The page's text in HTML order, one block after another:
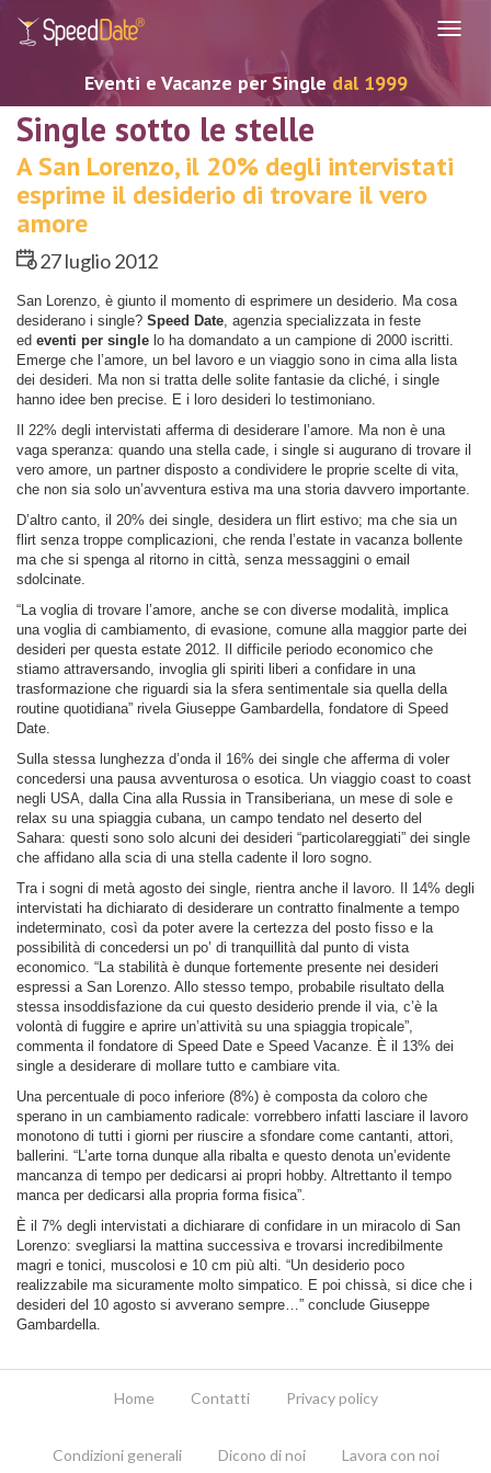
Eventi e Vacanze per Single dal 1999
Single sotto le stelle
A San Lorenzo, il 20% degli intervistati
esprime il desiderio di trovare il vero
amore
27 luglio 2012
San Lorenzo, è giunto il momento di esprimere un desiderio. Ma cosa
desiderano i single? Speed Date, agenzia specializzata in feste
ed eventi per single lo ha domandato a un campione di 2000 iscritti.
Emerge che l’amore, un bel lavoro e un viaggio sono in cima alla lista
dei desideri. Ma non si tratta delle solite fantasie da cliché, i single
hanno idee ben precise. E i loro desideri lo testimoniano.
Il 22% degli intervistati afferma di desiderare l’amore. Ma non è una
vaga speranza: quando una stella cade, i single si augurano di trovare il
vero amore, un partner disposto a condividere le proprie scelte di vita,
che non sia solo un’avventura estiva ma una storia davvero importante.
D’altro canto, il 20% dei single, desidera un flirt estivo; ma che sia un
flirt senza troppe complicazioni, che renda l’estate in vacanza bollente
ma che si spenga al ritorno in città, senza messaggini o email
sdolcinate.
“La voglia di trovare l’amore, anche se con diverse modalità, implica
una voglia di cambiamento, di evasione, comune alla maggior parte dei
desideri per questa estate 2012. Il difficile periodo economico che
stiamo attraversando, invoglia gli spiriti liberi a confidare in una
trasformazione che riguardi sia la sfera sentimentale sia quella della
routine quotidiana” rivela Giuseppe Gambardella, fondatore di Speed
Date.
Sulla stessa lunghezza d’onda il 16% dei single che afferma di voler
concedersi una pausa avventurosa o esotica. Un viaggio coast to coast
negli USA, dalla Cina alla Russia in Transiberiana, un mese di sole e
relax su una spiaggia cubana, un campo tendato nel deserto del
Sahara: questi sono solo alcuni dei desideri “particolareggiati” dei single
che affidano alla scia di una stella cadente il loro sogno.
Tra i sogni di metà agosto dei single, rientra anche il lavoro. Il 14% degli
intervistati ha dichiarato di desiderare un contratto finalmente a tempo
indeterminato, così da poter avere la certezza del posto fisso e la
possibilità di concedersi un po’ di tranquillità dal punto di vista
economico. “La stabilità è dunque fortemente presente nei desideri
espressi a San Lorenzo. Allo stesso tempo, probabile risultato della
stessa insoddisfazione da cui questo desiderio prende il via, c’è la
volontà di fuggire e aprire un’attività su una spiaggia tropicale”,
commenta il fondatore di Speed Date e Speed Vacanze. È il 13% dei
single a desiderare di mollare tutto e cambiare vita.
Una percentuale di poco inferiore (8%) è composta da coloro che
sperano in un cambiamento radicale: vorrebbero infatti lasciare il lavoro
monotono di tutti i giorni per riuscire a sfondare come cantanti, attori,
ballerini. “L’arte torna dunque alla ribalta e questo denota un’evidente
mancanza di tempo per dedicarsi ai propri hobby. Altrettanto il tempo
manca per dedicarsi alla propria forma fisica”.
È il 7% degli intervistati a dichiarare di confidare in un miracolo di San
Lorenzo: svegliarsi la mattina successiva e trovarsi incredibilmente
magri e tonici, muscolosi e 10 cm più alti. “Un desiderio poco
realizzabile ma sicuramente molto simpatico. E poi chissà, si dice che i
desideri del 10 agosto si avverano sempre…” conclude Giuseppe
Gambardella.
Home Contatti Privacy policy
Condizioni generali Dicono di noi Lavora con noi